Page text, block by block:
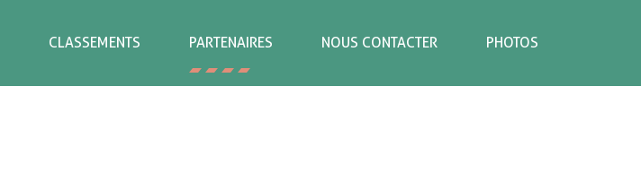
CLASSEMENTS PARTENAIRES NOUS CONTACTER PHOTOS